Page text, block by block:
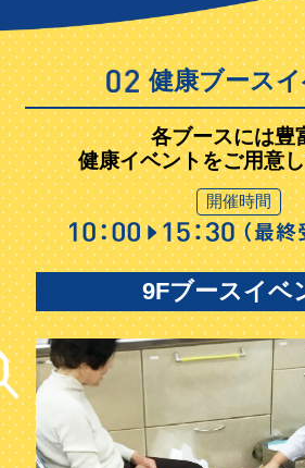
健康ブース
各ブースには豊
健康イベントをご用意
開催時間
9Fブースイベ